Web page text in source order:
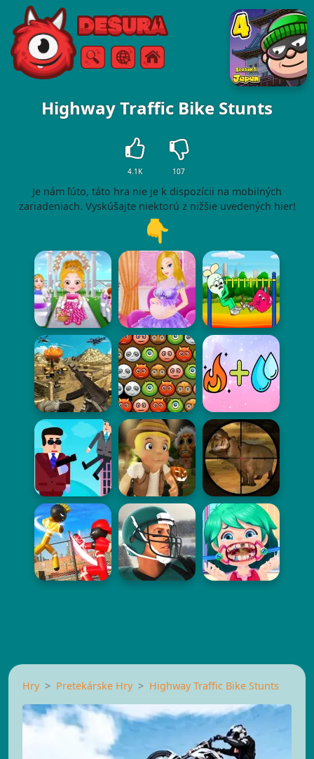
Free Online Games
Vyhľadávanie
Ponuka
Highway Traffic Bike Stunts
4.1K 107
Je nám ľúto, táto hra nie je k dispozícii na mobilných
zariadeniach. Vyskúšajte niektorú z nižšie uvedených hier!
👇
Hry Pretekárske Hry Highway Traffic Bike Stunts